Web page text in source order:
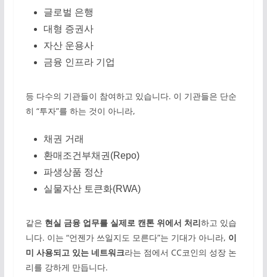
글로벌 은행
대형 증권사
자산 운용사
금융 인프라 기업
등 다수의 기관들이 참여하고 있습니다. 이 기관들은 단순
히 “투자”를 하는 것이 아니라,
채권 거래
환매조건부채권(Repo)
파생상품 정산
실물자산 토큰화(RWA)
같은 현실 금융 업무를 실제로 캔톤 위에서 처리하고 있습
니다. 이는 “언젠가 쓰일지도 모른다”는 기대가 아니라, 이
미 사용되고 있는 네트워크라는 점에서 CC코인의 성장 논
리를 강하게 만듭니다.